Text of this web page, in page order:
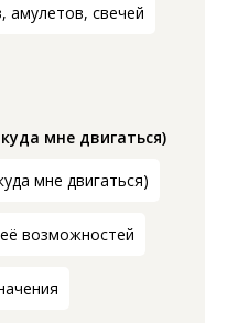
амулетов, свечей
мне двигаться)
мне двигаться)
возможностей